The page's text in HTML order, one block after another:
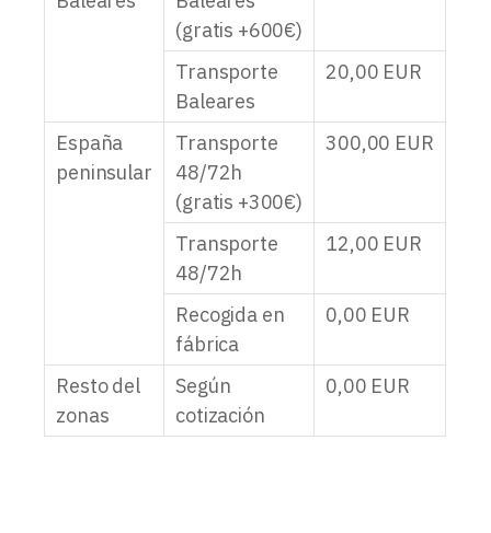
(gratis +600€)
Transporte
Baleares
20,00 EUR
España
peninsular
Transporte
48/72h
(gratis +300€)
300,00 EUR
Transporte
48/72h
12,00 EUR
Recogida en
fábrica
0,00 EUR
Resto del
zonas
Según
cotización
0,00 EUR